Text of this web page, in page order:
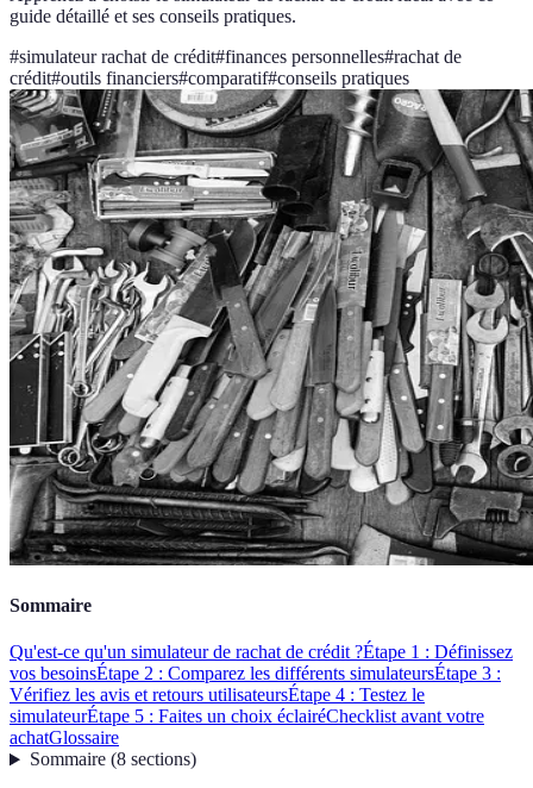
guide détaillé et ses conseils pratiques.
#simulateur rachat de crédit#finances personnelles#rachat de
crédit#outils financiers#comparatif#conseils pratiques
Sommaire
Qu'est-ce qu'un simulateur de rachat de crédit ?Étape 1 : Définissez
vos besoinsÉtape 2 : Comparez les différents simulateursÉtape 3 :
Vérifiez les avis et retours utilisateursÉtape 4 : Testez le
simulateurÉtape 5 : Faites un choix éclairéChecklist avant votre
achatGlossaire
Sommaire(8 sections)